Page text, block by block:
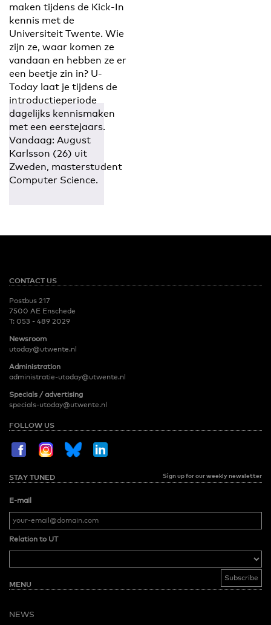
maken tijdens de Kick-In
kennis met de
Universiteit Twente. Wie
zijn ze, waar komen ze
vandaan en hebben ze er
een beetje zin in? U-
Today laat je tijdens de
introductieperiode
dagelijks kennismaken
met een eerstejaars.
Vandaag: August
Karlsson (26) uit
Zweden, masterstudent
Computer Science.
CONTACT US
Postbus 217
7500 AE Enschede
T: 053 - 489 2029
Newsroom
utoday@utwente.nl
Administration
administratie-utoday@utwente.nl
Specials / advertising
specials-utoday@utwente.nl
FOLLOW US
STAY TUNED Sign up for our weekly newsletter
E-mail
Relation to UT
MENU
NEWS